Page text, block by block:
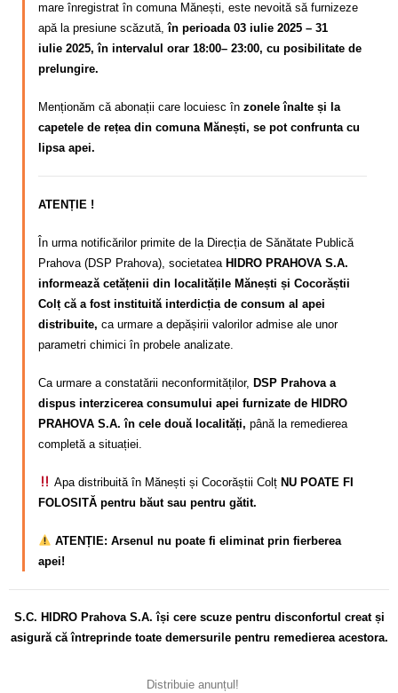
mare înregistrat în comuna Mănești, este nevoită să furnizeze
apă la presiune scăzută, în perioada 03 iulie 2025 – 31
iulie 2025, în intervalul orar 18:00– 23:00, cu posibilitate de
prelungire.
Menționăm că abonații care locuiesc în zonele înalte și la
capetele de rețea din comuna Mănești, se pot confrunta cu
lipsa apei.
ATENȚIE !
În urma notificărilor primite de la Direcția de Sănătate Publică
Prahova (DSP Prahova), societatea HIDRO PRAHOVA S.A.
informează cetățenii din localitățile Mănești și Cocorăștii
Colț că a fost instituită interdicția de consum al apei
distribuite, ca urmare a depășirii valorilor admise ale unor
parametri chimici în probele analizate.
Ca urmare a constatării neconformităților, DSP Prahova a
dispus interzicerea consumului apei furnizate de HIDRO
PRAHOVA S.A. în cele două localități, până la remedierea
completă a situației.
Apa distribuită în Mănești și Cocorăștii Colț NU POATE FI
FOLOSITĂ pentru băut sau pentru gătit.
ATENȚIE: Arsenul nu poate fi eliminat prin fierberea
apei!
S.C. HIDRO Prahova S.A. își cere scuze pentru disconfortul creat și
asigură că întreprinde toate demersurile pentru remedierea acestora.
Distribuie anunțul!